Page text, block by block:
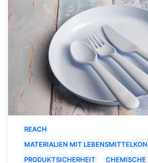
REACH
MATERIALIEN MIT
PRODUKTSICHERHEIT
CHEMISCHE